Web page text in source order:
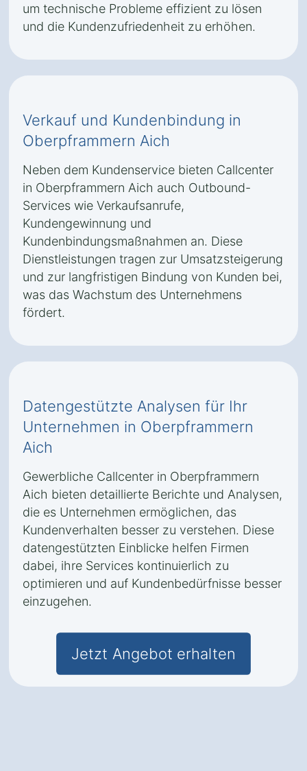
um technische Probleme effizient zu lösen
und die Kundenzufriedenheit zu erhöhen.
Verkauf und Kundenbindung in
Oberpframmern Aich
Neben dem Kundenservice bieten Callcenter
in Oberpframmern Aich auch Outbound-
Services wie Verkaufsanrufe,
Kundengewinnung und
Kundenbindungsmaßnahmen an. Diese
Dienstleistungen tragen zur Umsatzsteigerung
und zur langfristigen Bindung von Kunden bei,
was das Wachstum des Unternehmens
fördert.
Datengestützte Analysen für Ihr
Unternehmen in Oberpframmern
Aich
Gewerbliche Callcenter in Oberpframmern
Aich bieten detaillierte Berichte und Analysen,
die es Unternehmen ermöglichen, das
Kundenverhalten besser zu verstehen. Diese
datengestützten Einblicke helfen Firmen
dabei, ihre Services kontinuierlich zu
optimieren und auf Kundenbedürfnisse besser
einzugehen.
Jetzt Angebot erhalten